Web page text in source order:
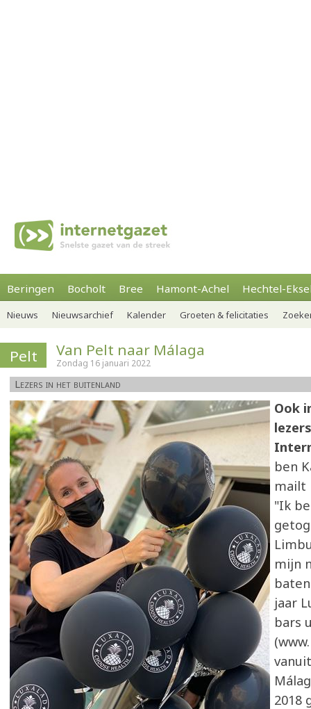
Beringen Bocholt Bree Hamont-Achel Hechtel-
Nieuws Nieuwsarchief Kalender Groeten & felicitaties
Pelt Van Pelt naar Málaga
Zondag 16 januari 2022
Lezers in het buitenland
Ook
ben
mailt
"Ik
mijn
jaar
bars
2018